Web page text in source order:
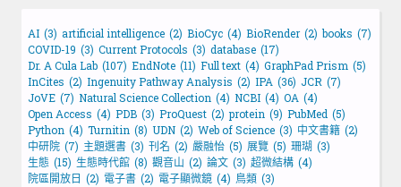
AI (3) artificial intelligence (2) BioCyc (4) BioRender (2) books (7)
COVID-19 (3) Current Protocols (3) database (17)
Dr. A Cula Lab (107) EndNote (11) Full text (4) GraphPad Prism (5)
InCites (2) Ingenuity Pathway Analysis (2) IPA (36) JCR (7)
JoVE (7) Natural Science Collection (4) NCBI (4) OA (4)
Open Access (4) PDB (3) ProQuest (2) protein (9) PubMed (5)
Python (4) Turnitin (8) UDN (2) Web of Science (3) 中文書籍 (2)
中研院 (7) 主題選書 (3) 刊名 (2) 嚴融怡 (5) 展覽 (5) 珊瑚 (3)
生態 (15) 生態時代館 (8) 觀音山 (2) 論文 (3) 超微結構 (4)
院區開放日 (2) 電子書 (2) 電子顯微鏡 (4) 鳥類 (3)